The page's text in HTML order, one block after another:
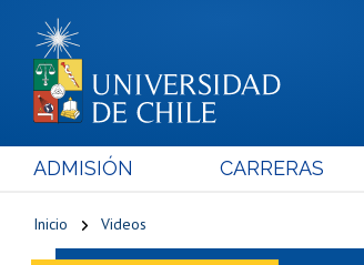
ADMISIÓN CARRERAS
Inicio Videos